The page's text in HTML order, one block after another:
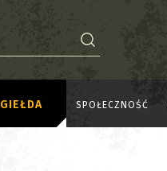
GIEŁDA SPOŁECZNOŚĆ